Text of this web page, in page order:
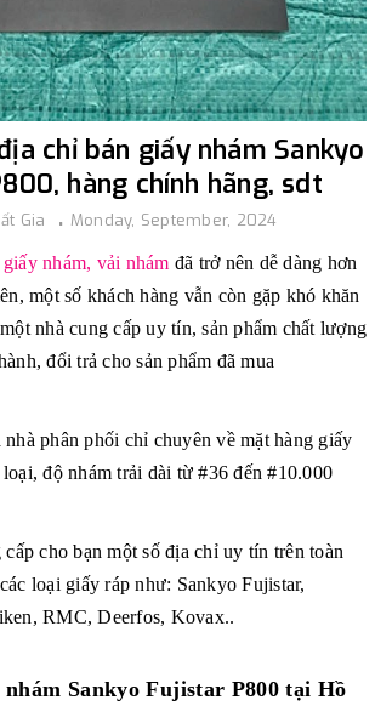
chỉ bán giấy nhám Sankyo
hàng chính hãng, sdt
Gia Monday, September, 2024
giấy nhám, vải nhám đã trở nên dễ dàng hơn
một số khách hàng vẫn còn gặp khó khăn
nhà cung cấp uy tín, sản phẩm chất lượng
đổi trả cho sản phẩm đã mua
phân phối chỉ chuyên về mặt hàng giấy
độ nhám trải dài từ #36 đến #10.000
cho bạn một số địa chỉ uy tín trên toàn
loại giấy ráp như: Sankyo Fujistar,
RMC, Deerfos, Kovax..
Sankyo Fujistar P800 tại Hồ